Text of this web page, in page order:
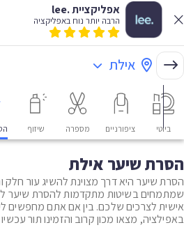
אפליקציית .lee
הרבה יותר נוח באפליקציה
אילת
ביוטי ציפורניים מספרה שיזוף
הסרת שיער אילת
שמתמחים בשיטות מתקדמות להסרת שיער
אישית לצרכים שלכם. בין אם אתם מחפשים
באפילציה, מצאו מכון קרוב והזמינו תור